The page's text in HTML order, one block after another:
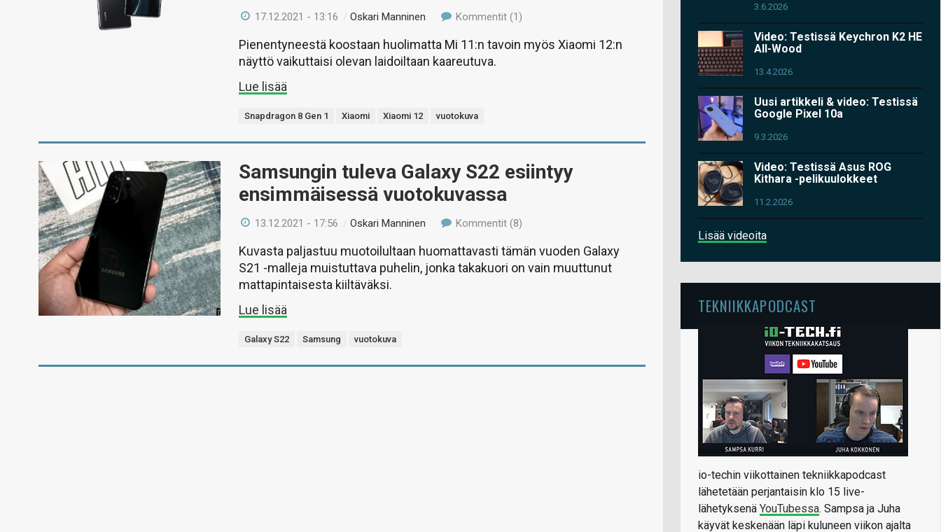
17.12.2021 - 13:16 /Oskari Manninen Kommentit (1)
Pienentyneestä koostaan huolimatta Mi 11:n tavoin myös Xiaomi 12:n
näyttö vaikuttaisi olevan laidoiltaan kaareutuva.
Lue lisää
Snapdragon 8 Gen 1 Xiaomi Xiaomi 12 vuotokuva
Samsungin tuleva Galaxy S22 esiintyy
ensimmäisessä vuotokuvassa
13.12.2021 - 17:56 /Oskari Manninen Kommentit (8)
Kuvasta paljastuu muotoilultaan huomattavasti tämän vuoden Galaxy
S21 -malleja muistuttava puhelin, jonka takakuori on vain muuttunut
mattapintaisesta kiiltäväksi.
Lue lisää
Galaxy S22 Samsung vuotokuva
3.6.2026
Video: Testissä Keychron K2 HE
All-Wood
13.4.2026
Uusi artikkeli & video: Testissä
Google Pixel 10a
9.3.2026
Video: Testissä Asus ROG
Kithara -pelikuulokkeet
11.2.2026
Lisää videoita
TEKNIIKKAPODCAST
io-techin viikottainen tekniikkapodcast
lähetetään perjantaisin klo 15 live-
lähetyksenä YouTubessa. Sampsa ja Juha
käyvät keskenään läpi kuluneen viikon ajalta